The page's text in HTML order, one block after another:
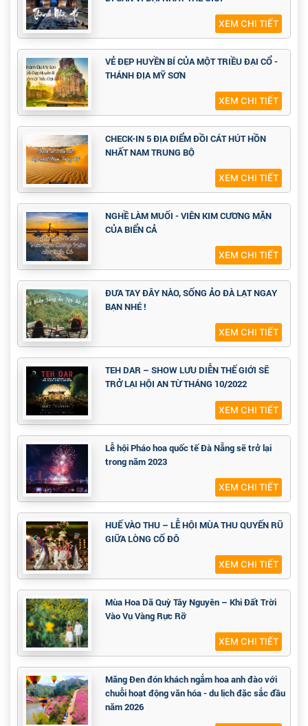
XEM CHI TIẾT
VẺ ĐẸP HUYỀN BÍ CỦA MỘT TRIỀU ĐẠI CỔ -
THÁNH ĐỊA MỸ SƠN
XEM CHI TIẾT
CHECK-IN 5 ĐỊA ĐIỂM ĐỒI CÁT HÚT HỒN
NHẤT NAM TRUNG BỘ
XEM CHI TIẾT
NGHỀ LÀM MUỐI - VIÊN KIM CƯƠNG MẶN
CỦA BIỂN CẢ
XEM CHI TIẾT
ĐƯA TAY ĐÂY NÀO, SỐNG ẢO ĐÀ LẠT NGAY
BẠN NHÉ !
XEM CHI TIẾT
TEH DAR – SHOW LƯU DIỄN THẾ GIỚI SẼ
TRỞ LẠI HỘI AN TỪ THÁNG 10/2022
XEM CHI TIẾT
Lễ hội Pháo hoa quốc tế Đà Nẵng sẽ trở lại
trong năm 2023
XEM CHI TIẾT
HUẾ VÀO THU – LỄ HỘI MÙA THU QUYẾN RŨ
GIỮA LÒNG CỐ ĐÔ
XEM CHI TIẾT
Mùa Hoa Dã Quỳ Tây Nguyên – Khi Đất Trời
Vào Vụ Vàng Rực Rỡ
XEM CHI TIẾT
Măng Đen đón khách ngắm hoa anh đào với
chuỗi hoạt động văn hóa - du lịch đặc sắc đầu
năm 2026